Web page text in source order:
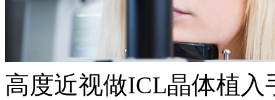
高度近视做ICL晶体植入